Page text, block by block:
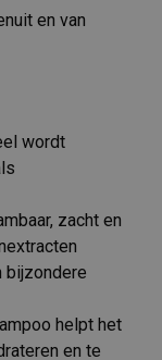
en van
wordt
zacht en
bijzondere
helpt het
en te